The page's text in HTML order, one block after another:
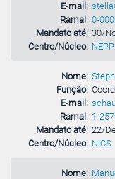
E-mail:
Ramal: 0-
Mandato até: 30/
Centro/Núcleo: NEPP
Nome:
Função:
E-mail:
Ramal: 1-
Mandato até: 22/
Centro/Núcleo: NICS
Nome: